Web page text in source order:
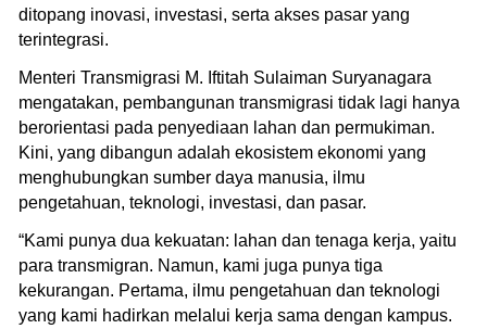
ditopang inovasi, investasi, serta akses pasar yang
terintegrasi.
Menteri Transmigrasi M. Iftitah Sulaiman Suryanagara
mengatakan, pembangunan transmigrasi tidak lagi hanya
berorientasi pada penyediaan lahan dan permukiman.
Kini, yang dibangun adalah ekosistem ekonomi yang
menghubungkan sumber daya manusia, ilmu
pengetahuan, teknologi, investasi, dan pasar.
“Kami punya dua kekuatan: lahan dan tenaga kerja, yaitu
para transmigran. Namun, kami juga punya tiga
kekurangan. Pertama, ilmu pengetahuan dan teknologi
yang kami hadirkan melalui kerja sama dengan kampus.